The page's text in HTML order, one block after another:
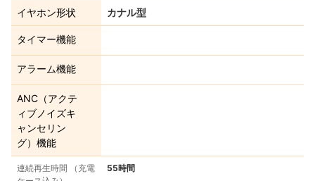
イヤホン形状 カナル型
タイマー機能
アラーム機能
ANC（アクテ
ィブノイズキ
ャンセリン
グ）機能
連続再生時間 （充電
55時間